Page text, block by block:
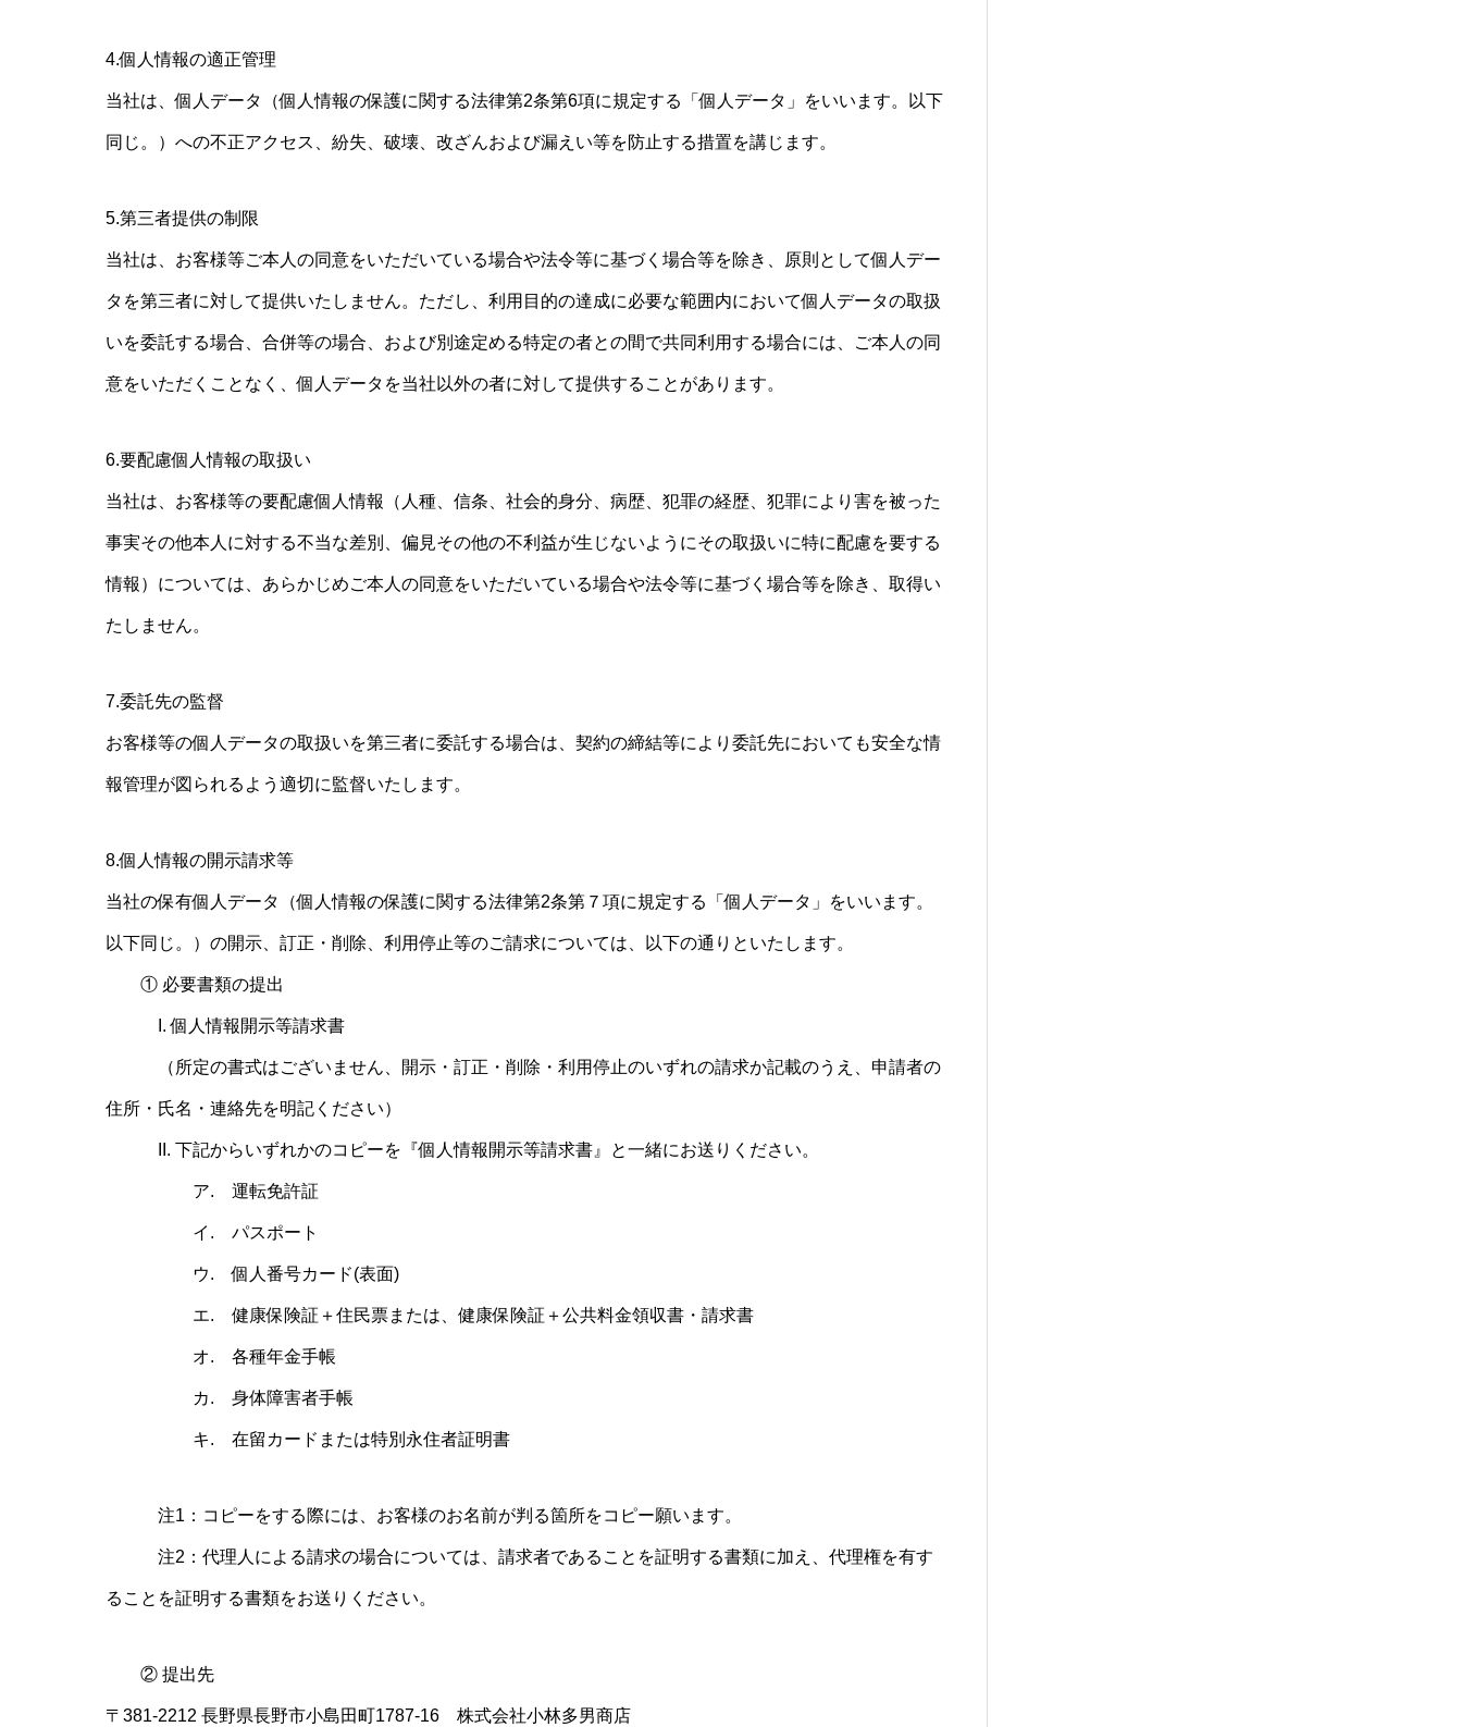
4.個人情報の適正管理
当社は、個人データ（個人情報の保護に関する法律第2条第6項に規定する「個人データ」をいいます。以下
同じ。）への不正アクセス、紛失、破壊、改ざんおよび漏えい等を防止する措置を講じます。
5.第三者提供の制限
当社は、お客様等ご本人の同意をいただいている場合や法令等に基づく場合等を除き、原則として個人デー
タを第三者に対して提供いたしません。ただし、利用目的の達成に必要な範囲内において個人データの取扱
いを委託する場合、合併等の場合、および別途定める特定の者との間で共同利用する場合には、ご本人の同
意をいただくことなく、個人データを当社以外の者に対して提供することがあります。
6.要配慮個人情報の取扱い
当社は、お客様等の要配慮個人情報（人種、信条、社会的身分、病歴、犯罪の経歴、犯罪により害を被った
事実その他本人に対する不当な差別、偏見その他の不利益が生じないようにその取扱いに特に配慮を要する
情報）については、あらかじめご本人の同意をいただいている場合や法令等に基づく場合等を除き、取得い
たしません。
7.委託先の監督
お客様等の個人データの取扱いを第三者に委託する場合は、契約の締結等により委託先においても安全な情
報管理が図られるよう適切に監督いたします。
8.個人情報の開示請求等
当社の保有個人データ（個人情報の保護に関する法律第2条第７項に規定する「個人データ」をいいます。
以下同じ。）の開示、訂正・削除、利用停止等のご請求については、以下の通りといたします。
① 必要書類の提出
I. 個人情報開示等請求書
（所定の書式はございません、開示・訂正・削除・利用停止のいずれの請求か記載のうえ、申請者の
住所・氏名・連絡先を明記ください）
II. 下記からいずれかのコピーを『個人情報開示等請求書』と一緒にお送りください。
ア. 運転免許証
イ. パスポート
ウ. 個人番号カード(表面)
エ. 健康保険証＋住民票または、健康保険証＋公共料金領収書・請求書
オ. 各種年金手帳
カ. 身体障害者手帳
キ. 在留カードまたは特別永住者証明書
注1：コピーをする際には、お客様のお名前が判る箇所をコピー願います。
注2：代理人による請求の場合については、請求者であることを証明する書類に加え、代理権を有す
ることを証明する書類をお送りください。
② 提出先
〒381-2212 長野県長野市小島田町1787-16 株式会社小林多男商店